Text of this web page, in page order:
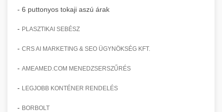
- 6 puttonyos tokaji aszú árak
- PLASZTIKAI SEBÉSZ
- CRS AI MARKETING & SEO ÜGYNÖKSÉG KFT.
- AMEAMED.COM MENEDZSERSZŰRÉS
- LEGJOBB KONTÉNER RENDELÉS
- BORBOLT